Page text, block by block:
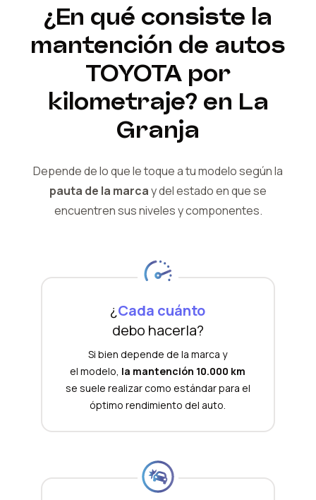
¿En qué consiste la
mantención de autos
TOYOTA por
kilometraje? en La
Granja
Depende de lo que le toque a tu modelo según la
pauta de la marcay delestado en que se
encuentren sus niveles y componentes.
¿Cada cuánto
debo hacerla?
Si bien depende de la marca y
el modelo, la mantención 10.000 km
se suele realizar como estándar para el
óptimo rendimiento del auto.